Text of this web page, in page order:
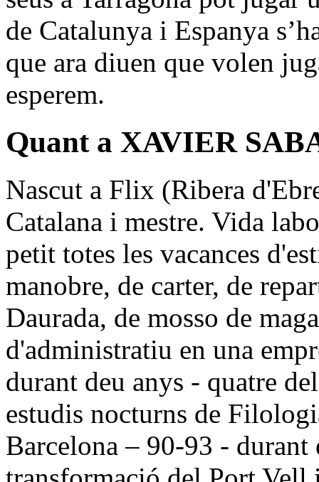
de Catalunya i Espanya
que ara diuen que volen
esperem.
Quant a XAVIER
Nascut a Flix (Ribera
Catalana i mestre. Vida
petit totes les vacances
manobre, de carter, de
Daurada, de mosso de
d'administratiu en una
durant deu anys - quatre
estudis nocturns de
Barcelona – 90-93 - durant